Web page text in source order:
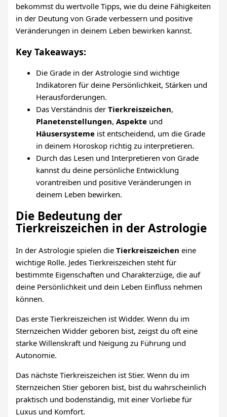
bekommst du wertvolle Tipps, wie du deine Fähigkeiten
in der Deutung von Grade verbessern und positive
Veränderungen in deinem Leben bewirken kannst.
Key Takeaways:
Die Grade in der Astrologie sind wichtige
Indikatoren für deine Persönlichkeit, Stärken und
Herausforderungen.
Das Verständnis derTierkreiszeichen,
Planetenstellungen,Aspekte und
Häusersysteme ist entscheidend, um die Grade
in deinem Horoskop richtig zu interpretieren.
Durch das Lesen und Interpretieren von Grade
kannst du deine persönliche Entwicklung
vorantreiben und positive Veränderungen in
deinem Leben bewirken.
Die Bedeutung der
Tierkreiszeichen in der Astrologie
In der Astrologie spielen dieTierkreiszeichen eine
wichtige Rolle. Jedes Tierkreiszeichen steht für
bestimmte Eigenschaften und Charakterzüge, die auf
deine Persönlichkeit und dein Leben Einfluss nehmen
können.
Das erste Tierkreiszeichen ist Widder. Wenn du im
Sternzeichen Widder geboren bist, zeigst du oft eine
starke Willenskraft und Neigung zu Führung und
Autonomie.
Das nächste Tierkreiszeichen ist Stier. Wenn du im
Sternzeichen Stier geboren bist, bist du wahrscheinlich
praktisch und bodenständig, mit einer Vorliebe für
Luxus und Komfort.